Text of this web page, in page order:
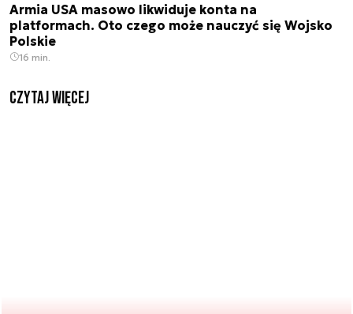
Armia USA masowo likwiduje konta na
platformach. Oto czego może nauczyć się Wojsko
Polskie
16 min.
czytaj więcej